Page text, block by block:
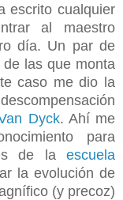
escrito cualquier
al maestro
día. Un par de
las que monta
caso me dio la
Dyck. Ahí me
para
de la escuela
la evolución de
(y precoz)